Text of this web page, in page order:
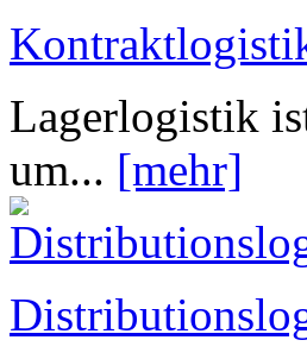
Lagerlogistik
um... [mehr]